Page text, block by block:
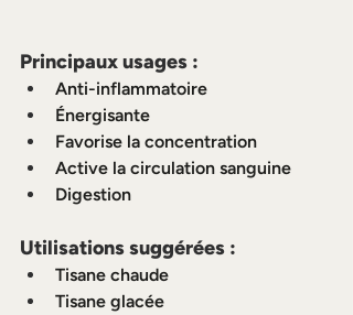
Principaux usages :
Anti-inflammatoire
Énergisante
Favorise la concentration
Active la circulation sanguine
Digestion
Utilisations suggérées :
Tisane chaude
Tisane glacée